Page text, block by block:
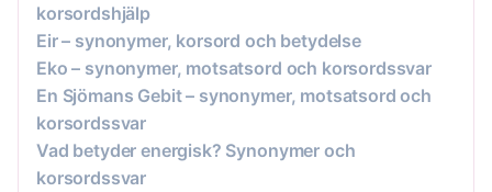
korsordshjälp
Eir – synonymer, korsord och betydelse
Eko – synonymer, motsatsord och korsordssvar
En Sjömans Gebit – synonymer, motsatsord och
korsordssvar
Vad betyder energisk? Synonymer och
korsordssvar